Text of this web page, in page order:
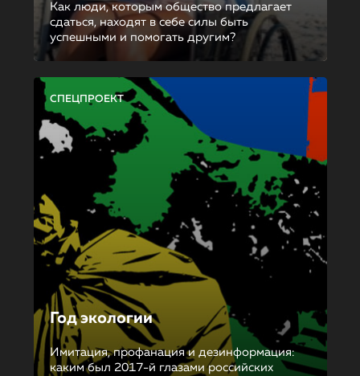
Как люди, которым общество предлагает
сдаться, находят в себе силы быть
успешными и помогать другим?
СПЕЦПРОЕКТ
Год экологии
Имитация, профанация и дезинформация:
каким был 2017-й глазами российских